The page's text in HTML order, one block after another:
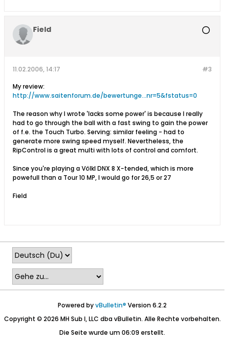
Field
#3
11.02.2006, 14:17
My review:
http://www.saitenforum.de/bewertunge...nr=5&fstatus=0
The reason why I wrote 'lacks some power' is because I really
had to go through the ball with a fast swing to gain the power
of f.e. the Touch Turbo. Serving: similar feeling - had to
generate more swing speed myself. Nevertheless, the
RipControl is a great multi with lots of control and comfort.
Since you're playing a Völkl DNX 8 X-tended, which is more
powefull than a Tour 10 MP, I would go for 26,5 or 27
Field
Powered byvBulletin® Version 6.2.2
Copyright © 2026 MH Sub I, LLC dba vBulletin. Alle Rechte vorbehalten.
Die Seite wurde um 06:09 erstellt.